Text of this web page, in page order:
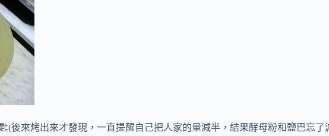
(後來烤出來才發現，一直提醒自己把人家的量減半，結果酵母粉和鹽巴忘了